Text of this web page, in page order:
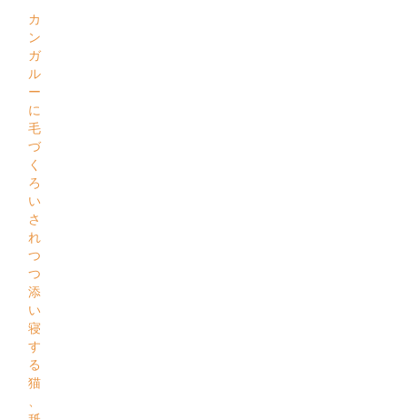
カ
ン
ガ
ル
ー
に
毛
づ
く
ろ
い
さ
れ
つ
つ
添
い
寝
す
る
猫